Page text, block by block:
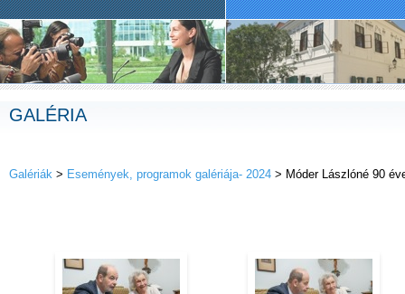
GALÉRIA
Galériák > Események, programok galériája- 2024 > Móder Lászlóné 90